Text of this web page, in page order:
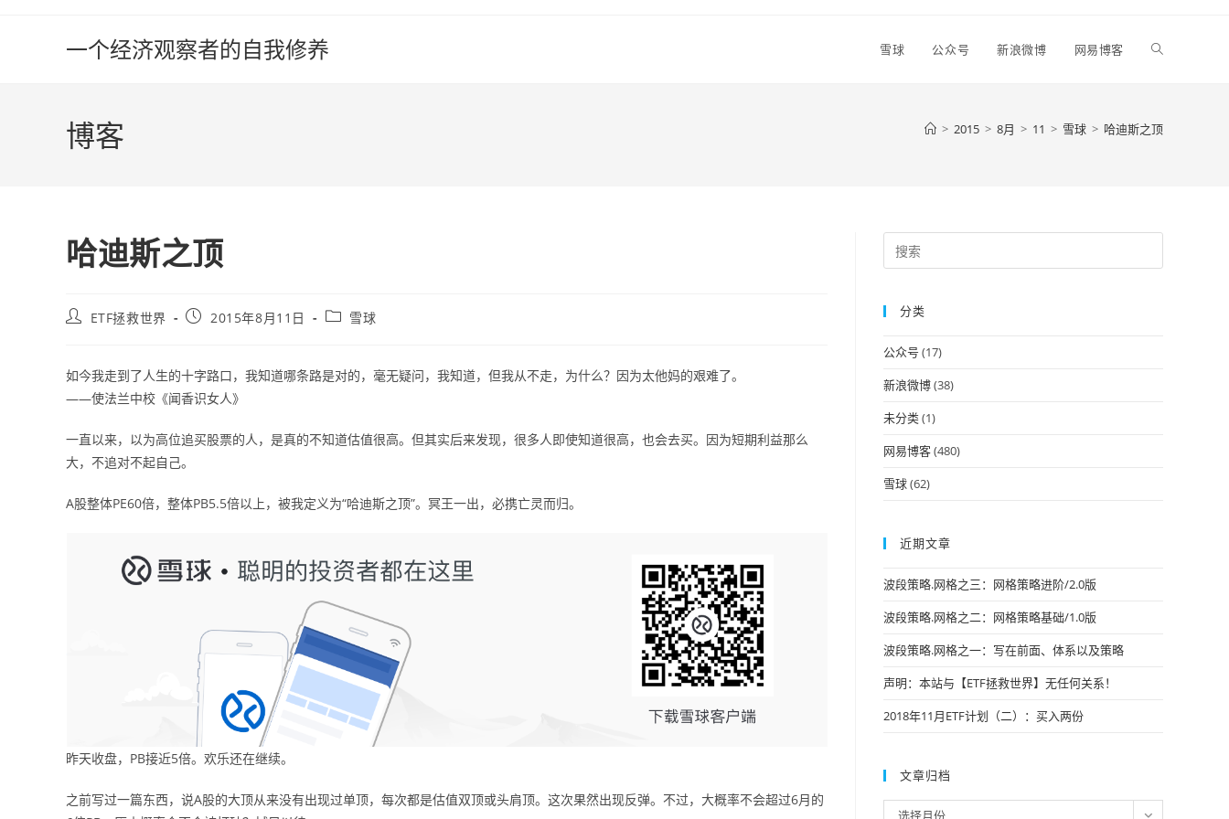
一个经济观察者的自我修养 雪球 公众号 新浪微博 网易博客 Toggle
博客 > 2015 > 8月 > 11 > 雪球 > 哈迪斯之顶
哈迪斯之顶
PostETF拯救世界
Post2015年8月11日
Post雪球
如今我走到了人生的十字路口，我知道哪条路是对的，毫无疑问，我知道，但我从不走，为什么？因为太他妈的艰难了。
——使法兰中校《闻香识女人》
一直以来，以为高位追买股票的人，是真的不知道估值很高。但其实后来发现，很多人即使知道很高，也会去买。因为短期利益那么
大，不追对不起自己。
A股整体PE60倍，整体PB5.5倍以上，被我定义为“哈迪斯之顶”。冥王一出，必携亡灵而归。
昨天收盘，PB接近5倍。欢乐还在继续。
之前写过一篇东西，说A股的大顶从来没有出现过单顶，每次都是估值双顶或头肩顶。这次果然出现反弹。不过，大概率不会超过6月的
Escape
分类
公众号 (17)
新浪微博(38)
未分类(1)
网易博客(480)
雪球(62)
近期文章
波段策略.网格之三：网格策略进阶/2.0版
波段策略.网格之二：网格策略基础/1.0版
波段策略.网格之一：写在前面、体系以及策略
声明：本站与【ETF拯救世界】无任何关系！
2018年11月ETF计划（二）：买入两份
文章归档
选择月份